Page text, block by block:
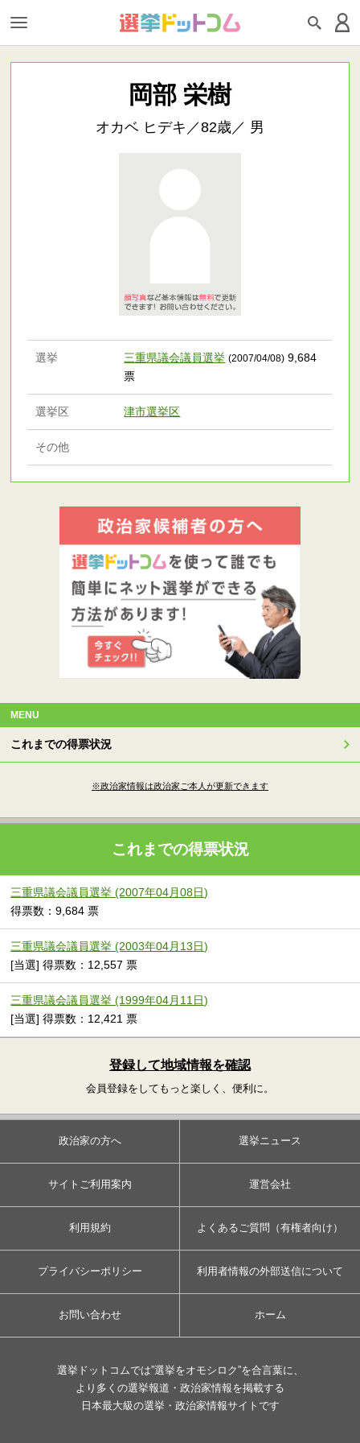
岡部 栄樹
オカベ ヒデキ／82歳／ 男
選挙 三重県議会議員選挙 (2007/04/08) 9,684
票
選挙区 津市選挙区
その他
MENU
これまでの得票状況
※政治家情報は政治家ご本人が更新できます
これまでの得票状況
三重県議会議員選挙 (2007年04月08日)
得票数：9,684 票
三重県議会議員選挙 (2003年04月13日)
[当選] 得票数：12,557 票
三重県議会議員選挙 (1999年04月11日)
[当選] 得票数：12,421 票
登録して地域情報を確認
会員登録をしてもっと楽しく、便利に。
政治家の方へ 選挙ニュース
サイトご利用案内 運営会社
利用規約 よくあるご質問（有権者向け）
プライバシーポリシー 利用者情報の外部送信について
お問い合わせ ホーム
選挙ドットコムでは”選挙をオモシロク”を合言葉に、
より多くの選挙報道・政治家情報を掲載する
日本最大級の選挙・政治家情報サイトです